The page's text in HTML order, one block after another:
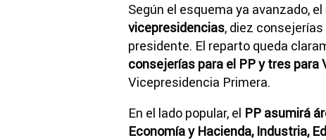
Según el esquema ya avanzado,
vicepresidencias, diez
presidente. El reparto queda
consejerías para el PP y tres para
Vicepresidencia Primera.
En el lado popular, el PP asumirá
Economía y Hacienda, Industria,